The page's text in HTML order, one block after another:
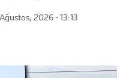
2026 - 13:13